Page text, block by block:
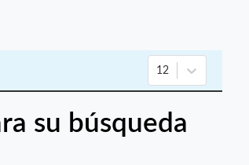
12
su búsqueda